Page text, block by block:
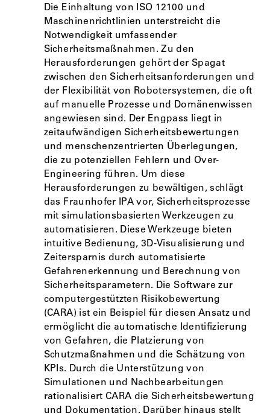
Die Einhaltung von ISO 12100 und
Maschinenrichtlinien unterstreicht die
Notwendigkeit umfassender
Sicherheitsmaßnahmen. Zu den
Herausforderungen gehört der Spagat
zwischen den Sicherheitsanforderungen und
der Flexibilität von Robotersystemen, die oft
auf manuelle Prozesse und Domänenwissen
angewiesen sind. Der Engpass liegt in
zeitaufwändigen Sicherheitsbewertungen
und menschenzentrierten Überlegungen,
die zu potenziellen Fehlern und Over-
Engineering führen. Um diese
Herausforderungen zu bewältigen, schlägt
das Fraunhofer IPA vor, Sicherheitsprozesse
mit simulationsbasierten Werkzeugen zu
automatisieren. Diese Werkzeuge bieten
intuitive Bedienung, 3D-Visualisierung und
Zeitersparnis durch automatisierte
Gefahrenerkennung und Berechnung von
Sicherheitsparametern. Die Software zur
computergestützten Risikobewertung
(CARA) ist ein Beispiel für diesen Ansatz und
ermöglicht die automatische Identifizierung
von Gefahren, die Platzierung von
Schutzmaßnahmen und die Schätzung von
KPIs. Durch die Unterstützung von
Simulationen und Nachbearbeitungen
rationalisiert CARA die Sicherheitsbewertung
und Dokumentation. Darüber hinaus stellt